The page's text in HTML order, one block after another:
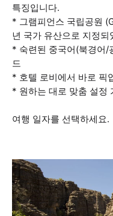
특징입니다.
* 그램피언스 국립공원
년 국가 유산으로 지정되
* 숙련된 중국어(북경어/
드
* 호텔 로비에서 바로 픽
* 원하는 대로 맞춤 설정
여행 일자를 선택하세요.